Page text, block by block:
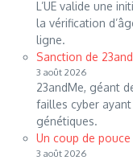
L’UE valide une
la vérification
ligne.
Sanction de
3 août 2026
23andMe, géant
failles cyber
génétiques.
Un coup de
3 août 2026